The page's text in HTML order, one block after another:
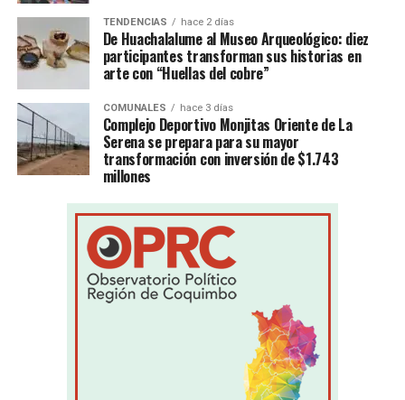
TENDENCIAS hace 2 días
De Huachalalume al Museo Arqueológico: diez
participantes transforman sus historias en
arte con “Huellas del cobre”
COMUNALES hace 3 días
Complejo Deportivo Monjitas Oriente de La
Serena se prepara para su mayor
transformación con inversión de $1.743
millones